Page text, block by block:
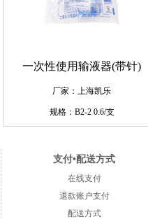
一次性使用输液器(带针)
厂家：上海凯乐
规格：B2-2 0.6/支
支付•配送方式
在线支付
退款账户支付
配送方式